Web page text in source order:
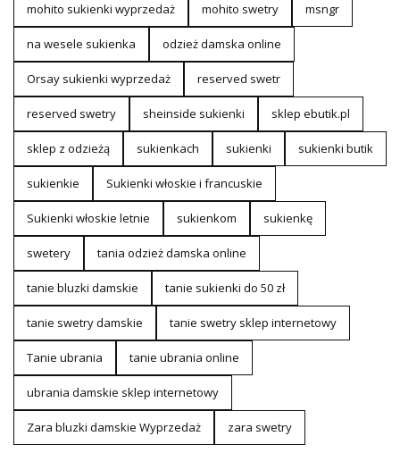
mohito sukienki wyprzedaż mohito swetry msngr
na wesele sukienka odzież damska online
Orsay sukienki wyprzedaż reserved swetr
reserved swetry sheinside sukienki sklep ebutik.pl
sklep z odzieżą sukienkach sukienki sukienki butik
sukienkie Sukienki włoskie i francuskie
Sukienki włoskie letnie sukienkom sukienkę
swetery tania odzież damska online
tanie bluzki damskie tanie sukienki do 50 zł
tanie swetry damskie tanie swetry sklep internetowy
Tanie ubrania tanie ubrania online
ubrania damskie sklep internetowy
Zara bluzki damskie Wyprzedaż zara swetry